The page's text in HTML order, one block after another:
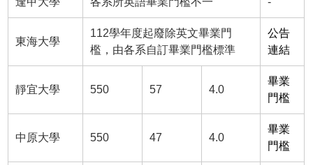
東海大學
112學年度起廢除英文畢業門
檻，由各系自訂畢業門檻標準
公告
連結
靜宜大學 550 57 4.0
畢業
門檻
中原大學 550 47 4.0
畢業
門檻